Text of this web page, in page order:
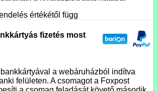
értékétől függ
fizetés most
a webáruházból indítva
felületen. A csomagot a Foxpost